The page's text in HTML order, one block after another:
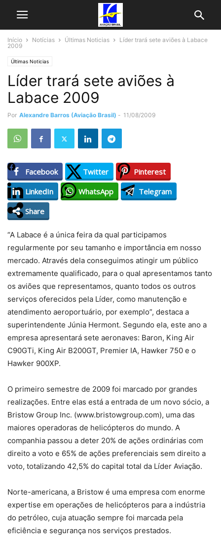
Início Notícias Últimas Noticias
Líder trará sete aviões à Labace
2009
Últimas Noticias
Líder trará sete aviões à
Labace 2009
Por Alexandre Barros (Aviação Brasil) - 11/08/2009
Facebook Twitter
Pinterest
LinkedIn
WhatsApp
Telegram
Share
“A Labace é a única feira da qual participamos
regularmente por seu tamanho e importância em nosso
mercado. Através dela conseguimos atingir um público
extremamente qualificado, para o qual apresentamos tanto
os aviões que representamos, quanto todos os outros
serviços oferecidos pela Líder, como manutenção e
atendimento aeroportuário, por exemplo”, destaca a
superintendente Júnia Hermont. Segundo ela, este ano a
empresa apresentará sete aeronaves: Baron, King Air
C90GTi, King Air B200GT, Premier IA, Hawker 750 e o
Hawker 900XP.
O primeiro semestre de 2009 foi marcado por grandes
realizações. Entre elas está a entrada de um novo sócio, a
Bristow Group Inc. (www.bristowgroup.com), uma das
maiores operadoras de helicópteros do mundo. A
companhia passou a deter 20% de ações ordinárias com
direito a voto e 65% de ações preferenciais sem direito a
voto, totalizando 42,5% do capital total da Líder Aviação.
Norte-americana, a Bristow é uma empresa com enorme
expertise em operações de helicópteros para a indústria
do petróleo, cuja atuação sempre foi marcada pela
eficiência e segurança nos serviços prestados.